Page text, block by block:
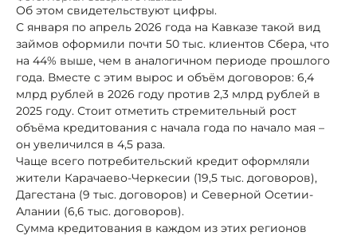
Об этом свидетельствуют цифры.
С января по апрель 2026 года на Кавказе такой вид
займов оформили почти 50 тыс. клиентов Сбера, что
на 44% выше, чем в аналогичном периоде прошлого
года. Вместе с этим вырос и объём договоров: 6,4
млрд рублей в 2026 году против 2,3 млрд рублей в
2025 году. Стоит отметить стремительный рост
объёма кредитования с начала года по начало мая –
он увеличился в 4,5 раза.
Чаще всего потребительский кредит оформляли
жители Карачаево-Черкесии (19,5 тыс. договоров),
Дагестана (9 тыс. договоров) и Северной Осетии-
Алании (6,6 тыс. договоров).
Сумма кредитования в каждом из этих регионов